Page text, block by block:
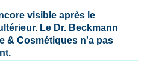
visible après le
Le Dr. Beckmann
& Cosmétiques n'a pas